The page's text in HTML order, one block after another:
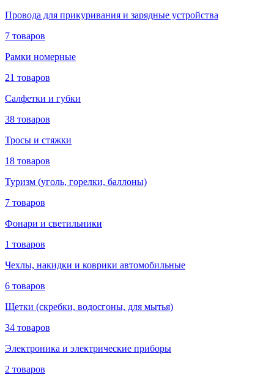
Провода для прикуривания и зарядные устройства
7 товаров
Рамки номерные
21 товаров
Салфетки и губки
38 товаров
Тросы и стяжки
18 товаров
Туризм (уголь, горелки, баллоны)
7 товаров
Фонари и светильники
1 товаров
Чехлы, накидки и коврики автомобильные
6 товаров
Щетки (скребки, водосгоны, для мытья)
34 товаров
Электроника и электрические приборы
2 товаров